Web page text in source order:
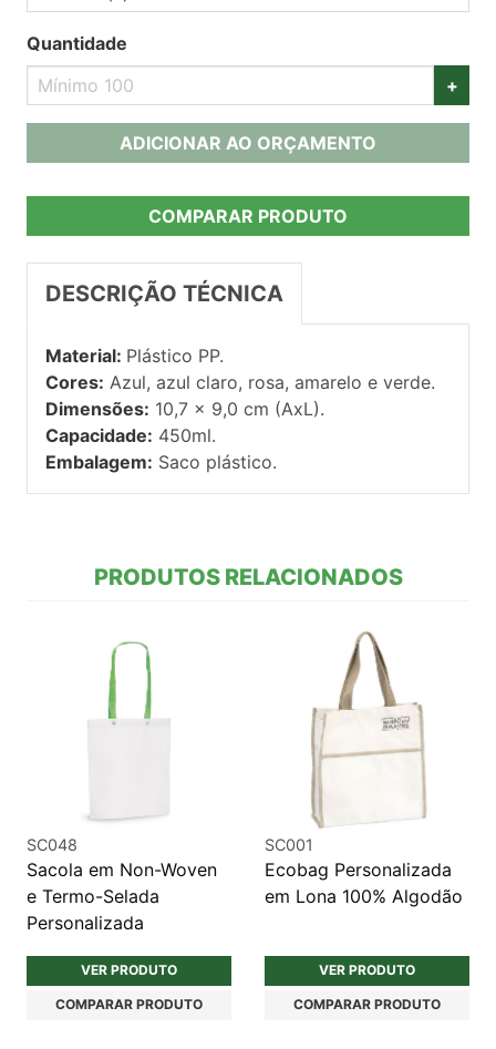
Quantidade
+
ADICIONAR AO ORÇAMENTO
COMPARAR PRODUTO
DESCRIÇÃO TÉCNICA
Material: Plástico PP.
Cores: Azul, azul claro, rosa, amarelo e verde.
Dimensões: 10,7 x 9,0 cm (AxL).
Capacidade: 450ml.
Embalagem: Saco plástico.
PRODUTOS RELACIONADOS
SC048
Sacola em Non-Woven
e Termo-Selada
Personalizada
VER PRODUTO
COMPARAR PRODUTO
SC001
Ecobag Personalizada
em Lona 100% Algodão
VER PRODUTO
COMPARAR PRODUTO